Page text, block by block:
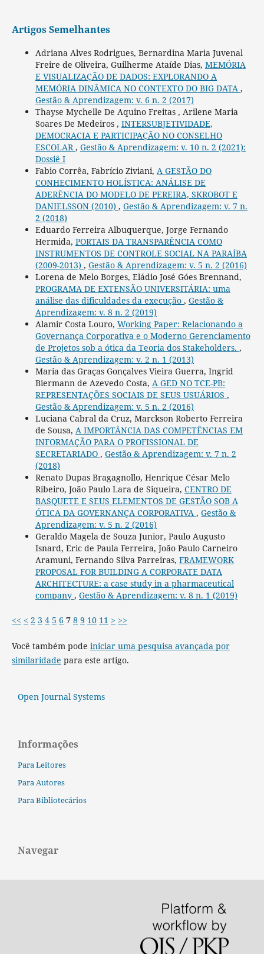
Artigos Semelhantes
Adriana Alves Rodrigues, Bernardina Maria Juvenal
Freire de Oliveira, Guilherme Ataíde Dias, MEMÓRIA
E VISUALIZAÇÃO DE DADOS: EXPLORANDO A
MEMÓRIA DINÂMICA NO CONTEXTO DO BIG DATA ,
Gestão & Aprendizagem: v. 6 n. 2 (2017)
Thayse Mychelle De Aquino Freitas , Arilene Maria
Soares De Medeiros , INTERSUBJETIVIDADE,
DEMOCRACIA E PARTICIPAÇÃO NO CONSELHO
ESCOLAR , Gestão & Aprendizagem: v. 10 n. 2 (2021):
Dossiê I
Fabio Corrêa, Fabrício Ziviani, A GESTÃO DO
CONHECIMENTO HOLÍSTICA: ANÁLISE DE
ADERÊNCIA DO MODELO DE PEREIRA, SKROBOT E
DANIELSSON (2010) , Gestão & Aprendizagem: v. 7 n.
2 (2018)
Eduardo Ferreira Albuquerque, Jorge Fernando
Hermida, PORTAIS DA TRANSPARÊNCIA COMO
INSTRUMENTOS DE CONTROLE SOCIAL NA PARAÍBA
(2009-2013) , Gestão & Aprendizagem: v. 5 n. 2 (2016)
Lorena de Melo Borges, Eládio José Góes Brennand,
PROGRAMA DE EXTENSÃO UNIVERSITÁRIA: uma
análise das dificuldades da execução , Gestão &
Aprendizagem: v. 8 n. 2 (2019)
Alamir Costa Louro, Working Paper: Relacionando a
Governança Corporativa e o Moderno Gerenciamento
de Projetos sob a ótica da Teoria dos Stakeholders. ,
Gestão & Aprendizagem: v. 2 n. 1 (2013)
Maria das Graças Gonçalves Vieira Guerra, Ingrid
Biermann de Azevedo Costa, A GED NO TCE-PB:
REPRESENTAÇÕES SOCIAIS DE SEUS USUÁRIOS ,
Gestão & Aprendizagem: v. 5 n. 2 (2016)
Luciana Cabral da Cruz, Marckson Roberto Ferreira
de Sousa, A IMPORTÂNCIA DAS COMPETÊNCIAS EM
INFORMAÇÃO PARA O PROFISSIONAL DE
SECRETARIADO , Gestão & Aprendizagem: v. 7 n. 2
(2018)
Renato Dupas Bragagnollo, Henrique César Melo
Ribeiro, João Paulo Lara de Siqueira, CENTRO DE
BASQUETE E SEUS ELEMENTOS DE GESTÃO SOB A
ÓTICA DA GOVERNANÇA CORPORATIVA , Gestão &
Aprendizagem: v. 5 n. 2 (2016)
Geraldo Magela de Souza Junior, Paulo Augusto
Isnard, Eric de Paula Ferreira, João Paulo Carneiro
Aramuni, Fernando Silva Parreiras, FRAMEWORK
PROPOSAL FOR BUILDING A CORPORATE DATA
ARCHITECTURE: a case study in a pharmaceutical
company , Gestão & Aprendizagem: v. 8 n. 1 (2019)
<< < 2 3 4 5 6 7 8 9 10 11 > >>
Você também pode iniciar uma pesquisa avançada por
similaridade para este artigo.
Open Journal Systems
Informações
Para Leitores
Para Autores
Para Bibliotecários
Navegar